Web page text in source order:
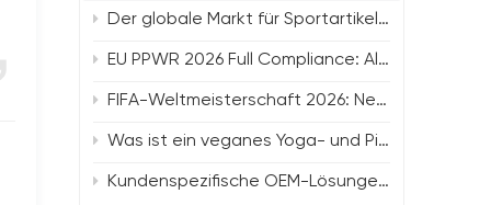
Der globale Markt für Sportartikel nähert sich 600 Milliarden Dollar: Wichtige Trends prägen die Zukunft der Fitness
EU PPWR 2026 Full Compliance: All-Round Solution for Yoga, Pilates & Strength Fitness Products
FIFA-Weltmeisterschaft 2026: Neue Beschaffungstrends und gefragte Produktlinien für Fitness-Einkäufer von TTSPORTS
Was ist ein veganes Yoga- und Pilates-Produkt und warum ist es für Ihre Marke wichtig?
Kundenspezifische OEM-Lösungen für B2B-Großhändler: TTSPORTS Smart Portable Yoga Mat 2026